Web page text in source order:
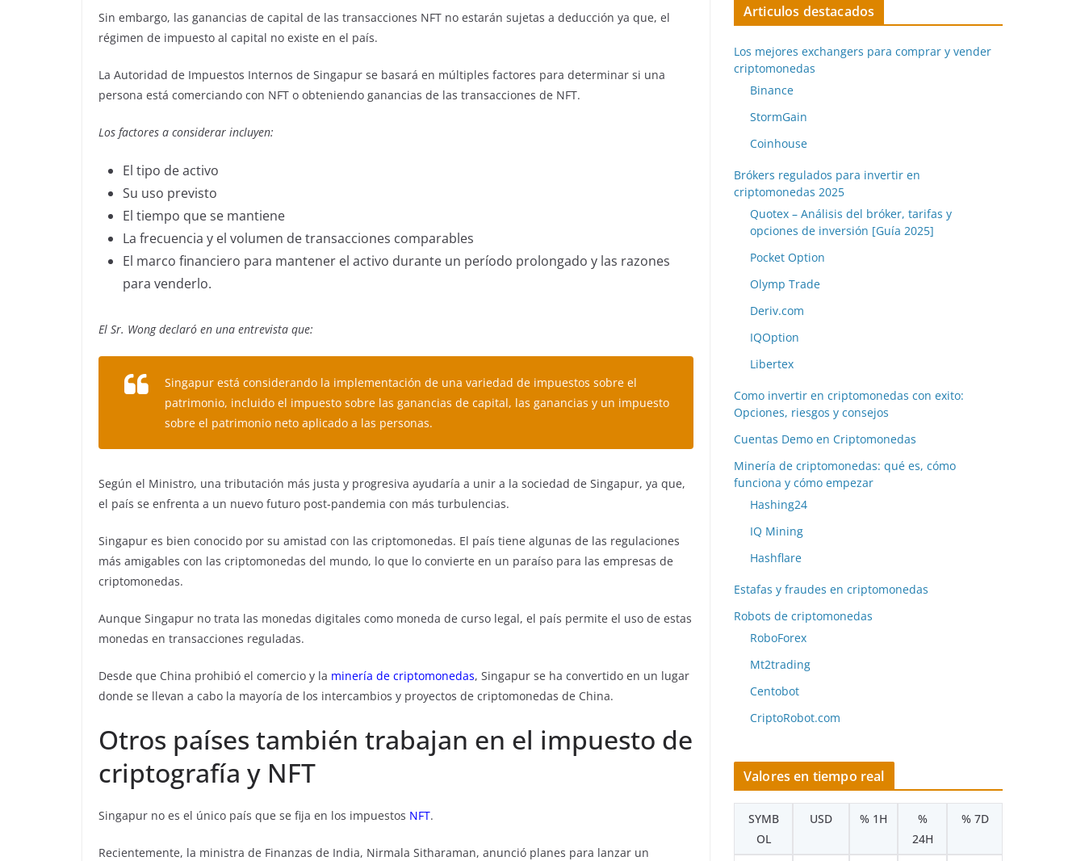
Sin embargo, las ganancias de capital de las transacciones NFT no estarán sujetas a deducción ya que, el
régimen de impuesto al capital no existe en el país.
La Autoridad de Impuestos Internos de Singapur se basará en múltiples factores para determinar si una
persona está comerciando con NFT o obteniendo ganancias de las transacciones de NFT.
Los factores a considerar incluyen:
El tipo de activo
Su uso previsto
El tiempo que se mantiene
La frecuencia y el volumen de transacciones comparables
El marco financiero para mantener el activo durante un período prolongado y las razones
para venderlo.
El Sr. Wong declaró en una entrevista que:
Singapur está considerando la implementación de una variedad de impuestos sobre el
patrimonio, incluido el impuesto sobre las ganancias de capital, las ganancias y un impuesto
sobre el patrimonio neto aplicado a las personas.
Según el Ministro, una tributación más justa y progresiva ayudaría a unir a la sociedad de Singapur, ya que,
el país se enfrenta a un nuevo futuro post-pandemia con más turbulencias.
Singapur es bien conocido por su amistad con las criptomonedas. El país tiene algunas de las regulaciones
más amigables con las criptomonedas del mundo, lo que lo convierte en un paraíso para las empresas de
criptomonedas.
Aunque Singapur no trata las monedas digitales como moneda de curso legal, el país permite el uso de estas
monedas en transacciones reguladas.
Desde que China prohibió el comercio y la minería de criptomonedas, Singapur se ha convertido en un lugar
donde se llevan a cabo la mayoría de los intercambios y proyectos de criptomonedas de China.
Otros países también trabajan en el impuesto de
criptografía y NFT
Singapur no es el único país que se fija en los impuestos NFT.
Recientemente, la ministra de Finanzas de India, Nirmala Sitharaman, anunció planes para lanzar un
Articulos destacados
Los mejores exchangers para comprar y vender
criptomonedas
Binance
StormGain
Coinhouse
Brókers regulados para invertir en
criptomonedas 2025
Quotex – Análisis del bróker, tarifas y
opciones de inversión [Guía 2025]
Pocket Option
Olymp Trade
Deriv.com
IQOption
Libertex
Como invertir en criptomonedas con exito:
Opciones, riesgos y consejos
Cuentas Demo en Criptomonedas
Minería de criptomonedas: qué es, cómo
funciona y cómo empezar
Hashing24
IQ Mining
Hashflare
Estafas y fraudes en criptomonedas
Robots de criptomonedas
RoboForex
Mt2trading
Centobot
CriptoRobot.com
Valores en tiempo real
SYMB
OL
USD % 1H
%
24H
% 7D